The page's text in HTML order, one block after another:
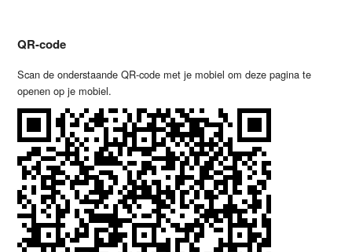
QR-code
Scan de onderstaande QR-code met je mobiel om deze pagina te
openen op je mobiel.